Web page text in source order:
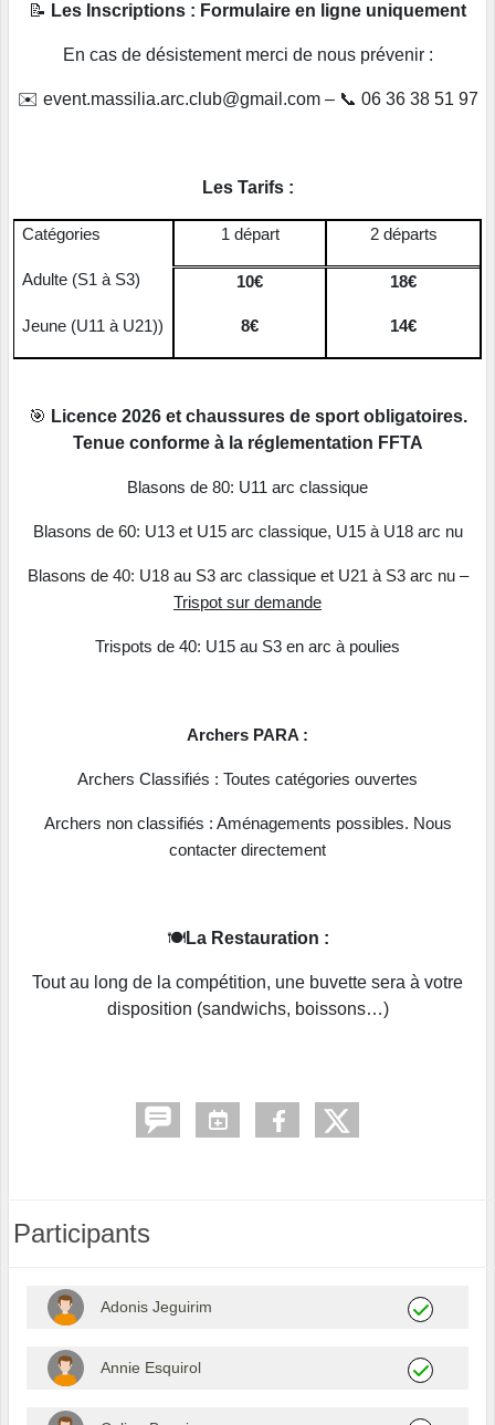
📝 Les Inscriptions : Formulaire en ligne uniquement
En cas de désistement merci de nous prévenir:
✉️ event.massilia.arc.club@gmail.com – 📞 06 36 38 51 97
Les Tarifs :
Catégories 1 départ 2 départs
Adulte (S1 à S3) 10€ 18€
Jeune (U11 à U21)) 8€ 14€
🎯 Licence 2026 et chaussures de sport obligatoires.
Tenue conforme à la réglementation FFTA
Blasons de 80: U11 arc classique
Blasons de 60: U13 et U15 arc classique, U15 à U18 arc nu
Blasons de 40: U18 au S3 arc classique et U21 à S3 arc nu –
Trispot sur demande
Trispots de 40: U15 au S3 en arc à poulies
Archers PARA :
Archers Classifiés : Toutes catégories ouvertes
Archers non classifiés : Aménagements possibles. Nous
contacter directement
🍽️La Restauration :
Tout au long de la compétition, une buvette sera à votre
disposition (sandwichs, boissons…)
Participants
Adonis Jeguirim
Annie Esquirol